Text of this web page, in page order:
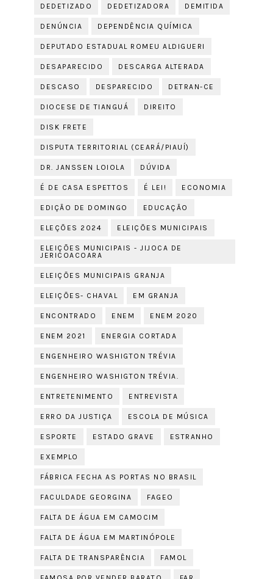
DEDETIZADO DEDETIZADORA DEMITIDA
DENÚNCIA DEPENDÊNCIA QUÍMICA
DEPUTADO ESTADUAL ROMEU ALDIGUERI
DESAPARECIDO DESCARGA ALTERADA
DESCASO DESPARECIDO DETRAN-CE
DIOCESE DE TIANGUÁ DIREITO
DISK FRETE
DISPUTA TERRITORIAL (CEARÁ/PIAUÍ)
DR. JANSSEN LOIOLA DÚVIDA
É DE CASA ESPETTOS É LEI! ECONOMIA
EDIÇÃO DE DOMINGO EDUCAÇÃO
ELEÇÕES 2024 ELEIÇÕES MUNICIPAIS
ELEIÇÕES MUNICIPAIS - JIJOCA DE
JERICOACOARA
ELEIÇÕES MUNICIPAIS GRANJA
ELEIÇÕES- CHAVAL EM GRANJA
ENCONTRADO ENEM ENEM 2020
ENEM 2021 ENERGIA CORTADA
ENGENHEIRO WASHIGTON TRÉVIA
ENGENHEIRO WASHIGTON TRÉVIA.
ENTRETENIMENTO ENTREVISTA
ERRO DA JUSTIÇA ESCOLA DE MÚSICA
ESPORTE ESTADO GRAVE ESTRANHO
EXEMPLO
FÁBRICA FECHA AS PORTAS NO BRASIL
FACULDADE GEORGINA FAGEO
FALTA DE ÁGUA EM CAMOCIM
FALTA DE ÁGUA EM MARTINÓPOLE
FALTA DE TRANSPARÊNCIA FAMOL